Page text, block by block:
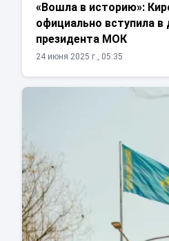
«Вошла в историю»:
официально вступила
президента МОК
24 июня 2025 г., 05:35